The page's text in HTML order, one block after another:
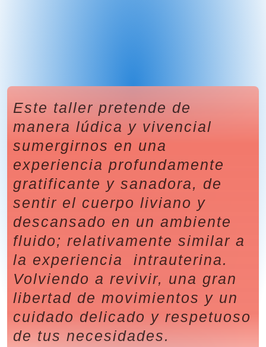
Este taller pretende de
manera lúdica y vivencial
sumergirnos en una
experiencia profundamente
gratificante y sanadora, de
sentir el cuerpo liviano y
descansado en un ambiente
fluido; relativamente similar a
la experiencia intrauterina.
Volviendo a revivir, una gran
libertad de movimientos y un
cuidado delicado y respetuoso
de tus necesidades.